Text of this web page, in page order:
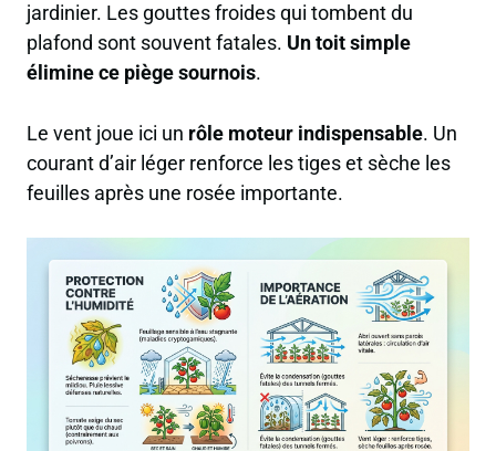
jardinier. Les gouttes froides qui tombent du
plafond sont souvent fatales. Un toit simple
élimine ce piège sournois.
Le vent joue ici un rôle moteur indispensable. Un
courant d’air léger renforce les tiges et sèche les
feuilles après une rosée importante.